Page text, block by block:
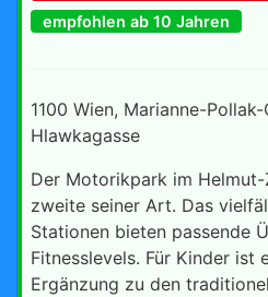
empfohlen ab 10 Jahren
1100 Wien, Marianne-
Hlawkagasse
Der Motorikpark im
zweite seiner Art. Das
Stationen bieten passende
Fitnesslevels. Für Kinder ist
Ergänzung zu den